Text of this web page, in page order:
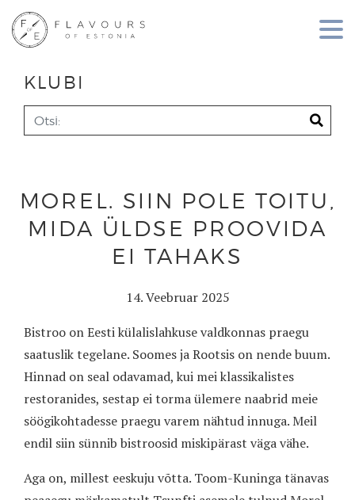
KLUBI
MOREL. SIIN POLE TOITU,
MIDA ÜLDSE PROOVIDA
EI TAHAKS
14. Veebruar 2025
Bistroo on Eesti külalislahkuse valdkonnas praegu
saatuslik tegelane. Soomes ja Rootsis on nende buum.
Hinnad on seal odavamad, kui mei klassikalistes
restoranides, sestap ei torma ülemere naabrid meie
söögikohtadesse praegu varem nähtud innuga. Meil
endil siin sünnib bistroosid miskipärast väga vähe.
Aga on, millest eeskuju võtta. Toom-Kuninga tänavas